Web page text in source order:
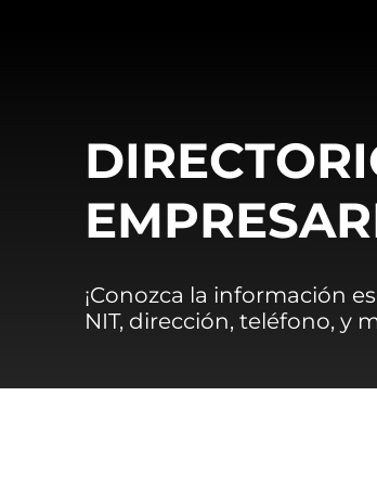
¡Conozca la información
NIT, dirección, teléfono, y